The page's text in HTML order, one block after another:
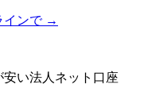
インで →
い法人ネット口座